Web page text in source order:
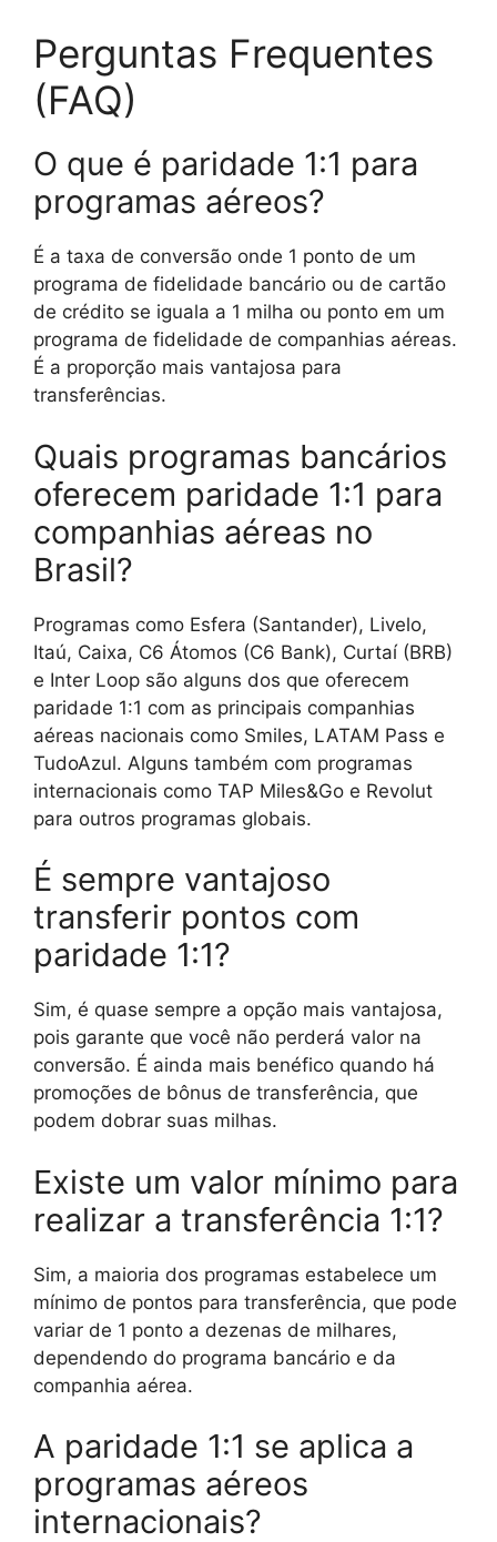
Perguntas Frequentes
(FAQ)
O que é paridade 1:1 para
programas aéreos?
É a taxa de conversão onde 1 ponto de um
programa de fidelidade bancário ou de cartão
de crédito se iguala a 1 milha ou ponto em um
programa de fidelidade de companhias aéreas.
É a proporção mais vantajosa para
transferências.
Quais programas bancários
oferecem paridade 1:1 para
companhias aéreas no
Brasil?
Programas como Esfera (Santander), Livelo,
Itaú, Caixa, C6 Átomos (C6 Bank), Curtaí (BRB)
e Inter Loop são alguns dos que oferecem
paridade 1:1 com as principais companhias
aéreas nacionais como Smiles, LATAM Pass e
TudoAzul. Alguns também com programas
internacionais como TAP Miles&Go e Revolut
para outros programas globais.
É sempre vantajoso
transferir pontos com
paridade 1:1?
Sim, é quase sempre a opção mais vantajosa,
pois garante que você não perderá valor na
conversão. É ainda mais benéfico quando há
promoções de bônus de transferência, que
podem dobrar suas milhas.
Existe um valor mínimo para
realizar a transferência 1:1?
Sim, a maioria dos programas estabelece um
mínimo de pontos para transferência, que pode
variar de 1 ponto a dezenas de milhares,
dependendo do programa bancário e da
companhia aérea.
A paridade 1:1 se aplica a
programas aéreos
internacionais?